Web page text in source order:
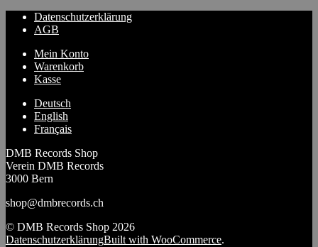
Datenschutzerklärung
AGB
Mein Konto
Warenkorb
Kasse
Deutsch
English
Français
DMB Records Shop
Verein DMB Records
3000 Bern
shop@dmbrecords.ch
© DMB Records Shop 2026
DatenschutzerklärungBuilt with WooCommerce.